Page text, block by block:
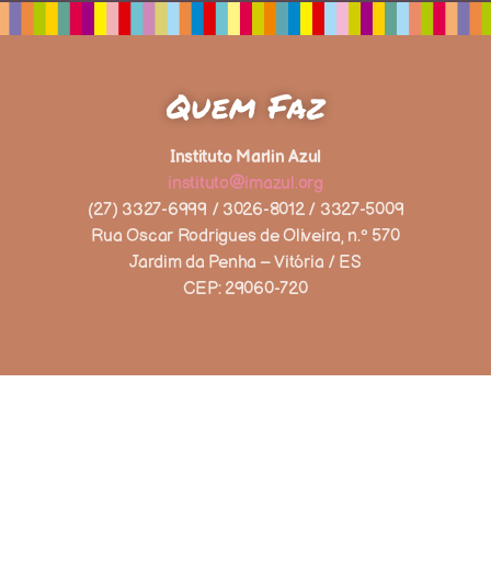
Quem Faz
Instituto Marlin Azul
instituto@imazul.org
(27) 3327-6999 / 3026-8012 / 3327-5009
Rua Oscar Rodrigues de Oliveira, n.º 570
Jardim da Penha – Vitória / ES
CEP: 29060-720